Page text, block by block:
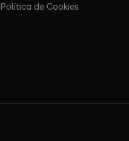
Política de Cookies